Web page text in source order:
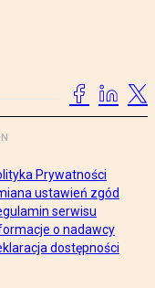
Prywatności
ustawień zgód
serwisu
o nadawcy
dostępności